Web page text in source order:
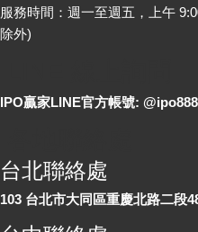
服務時間：週一至週五，上午
除外)
IPO贏家LINE官方帳號: @ipo888
台北聯絡處
103 台北市大同區重慶北路二段